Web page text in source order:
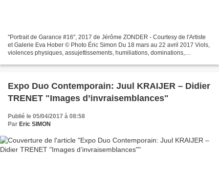
"Portrait de Garance #16", 2017 de Jérôme ZONDER - Courtesy de l'Artiste
et Galerie Eva Hober © Photo Éric Simon Du 18 mars au 22 avril 2017 Viols,
violences physiques, assujettissements, humiliations, dominations,
Expo Duo Contemporain: Juul KRAIJER – Didier
TRENET "Images d’invraisemblances"
Publié le 05/04/2017 à 08:58
Par Eric SIMON